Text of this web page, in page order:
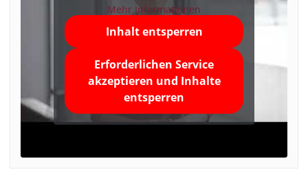
Mehr Informationen
Inhalt entsperren
Erforderlichen Service
akzeptieren und Inhalte
entsperren